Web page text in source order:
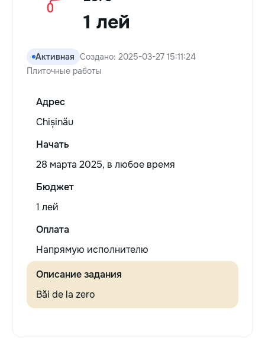
1 лей
Активная Создано: 2025-03-27 15:11:24
Плиточные работы
Адрес
Chișinău
Начать
28 марта 2025, в любое время
Бюджет
1 лей
Оплата
Напрямую исполнителю
Описание задания
Băi de la zero